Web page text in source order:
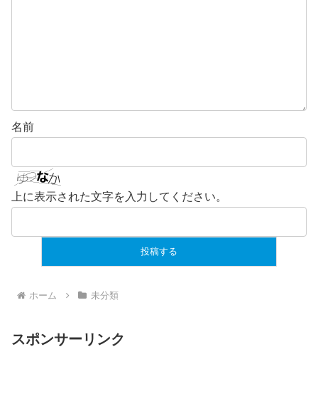
名前
上に表示された文字を入力してください。
ホーム 未分類
スポンサーリンク